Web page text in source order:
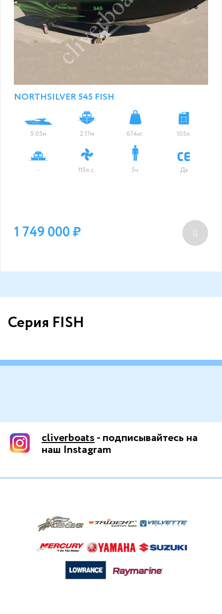
NORTHSILVER 545 FISH
5.05м 2.17м 674кг. 105л.
- 115л.с. 5ч. Да
1 749 000
Серия FISH
cliverboats- подписывайтесь на
наш Instagram